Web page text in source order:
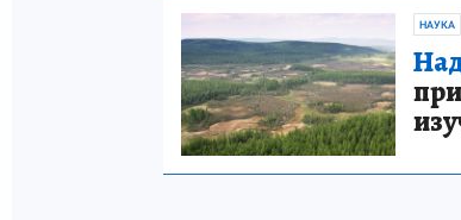
НАУКА